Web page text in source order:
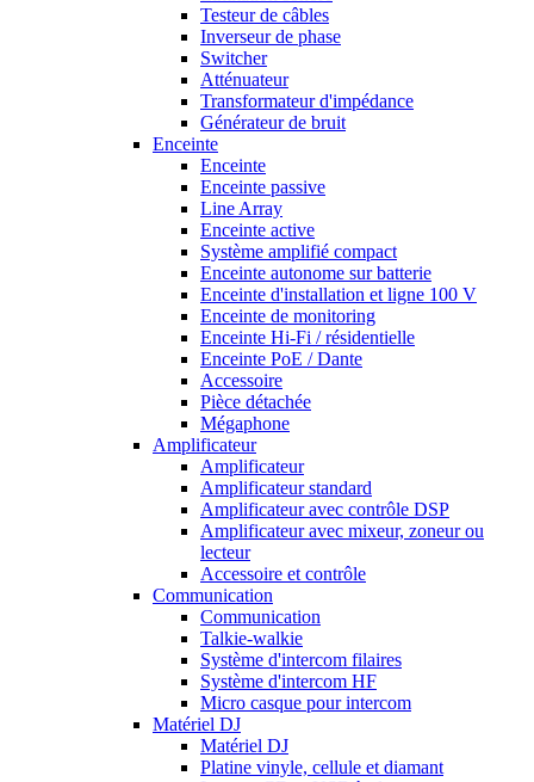
Testeur de câbles
Inverseur de phase
Switcher
Atténuateur
Transformateur d'impédance
Générateur de bruit
Enceinte
Enceinte
Enceinte passive
Line Array
Enceinte active
Système amplifié compact
Enceinte autonome sur batterie
Enceinte d'installation et ligne 100 V
Enceinte de monitoring
Enceinte Hi-Fi / résidentielle
Enceinte PoE / Dante
Accessoire
Pièce détachée
Mégaphone
Amplificateur
Amplificateur
Amplificateur standard
Amplificateur avec contrôle DSP
Amplificateur avec mixeur, zoneur ou
lecteur
Accessoire et contrôle
Communication
Communication
Talkie-walkie
Système d'intercom filaires
Système d'intercom HF
Micro casque pour intercom
Matériel DJ
Matériel DJ
Platine vinyle, cellule et diamant